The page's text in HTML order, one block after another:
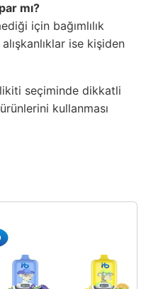
mı?
için bağımlılık
ise kişiden
likiti seçiminde dikkatli
kullanması